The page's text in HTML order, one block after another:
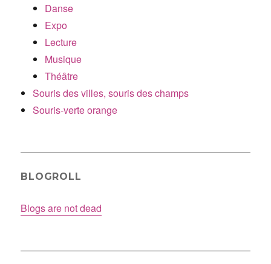
Danse
Expo
Lecture
Musique
Théâtre
Souris des villes, souris des champs
Souris-verte orange
BLOGROLL
Blogs are not dead